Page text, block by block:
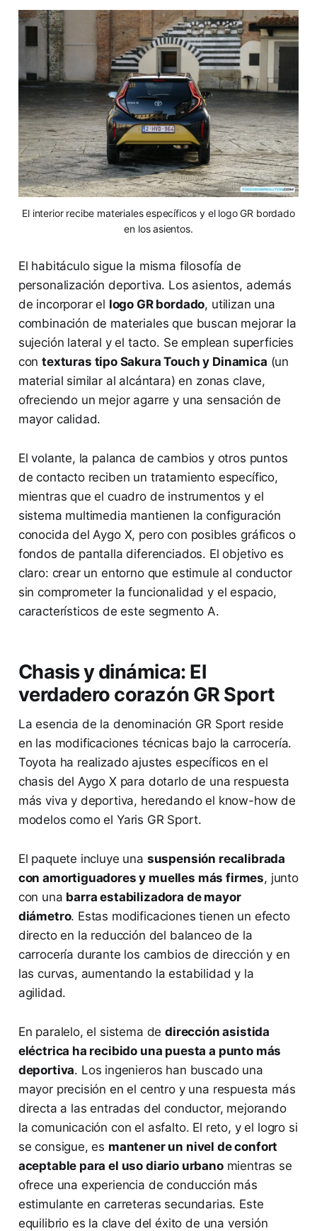
El interior recibe materiales específicos y el logo GR bordado
en los asientos.
El habitáculo sigue la misma filosofía de
personalización deportiva. Los asientos, además
de incorporar el logo GR bordado, utilizan una
combinación de materiales que buscan mejorar la
sujeción lateral y el tacto. Se emplean superficies
contexturas tipo Sakura Touch y Dinamica (un
material similar al alcántara) en zonas clave,
ofreciendo un mejor agarre y una sensación de
mayor calidad.
El volante, la palanca de cambios y otros puntos
de contacto reciben un tratamiento específico,
mientras que el cuadro de instrumentos y el
sistema multimedia mantienen la configuración
conocida del Aygo X, pero con posibles gráficos o
fondos de pantalla diferenciados. El objetivo es
claro: crear un entorno que estimule al conductor
sin comprometer la funcionalidad y el espacio,
característicos de este segmento A.
Chasis y dinámica: El
verdadero corazón GR Sport
La esencia de la denominación GR Sport reside
en las modificaciones técnicas bajo la carrocería.
Toyota ha realizado ajustes específicos en el
chasis del Aygo X para dotarlo de una respuesta
más viva y deportiva, heredando el know-how de
modelos como el Yaris GR Sport.
El paquete incluye una suspensión recalibrada
con amortiguadores y muelles más firmes, junto
con una barra estabilizadora de mayor
diámetro. Estas modificaciones tienen un efecto
directo en la reducción del balanceo de la
carrocería durante los cambios de dirección y en
las curvas, aumentando la estabilidad y la
agilidad.
En paralelo, el sistema dedirección asistida
eléctrica ha recibido una puesta a punto más
deportiva. Los ingenieros han buscado una
mayor precisión en el centro y una respuesta más
directa a las entradas del conductor, mejorando
la comunicación con el asfalto. El reto, y el logro si
se consigue, es mantener un nivel de confort
aceptable para el uso diario urbanomientras se
ofrece una experiencia de conducción más
estimulante en carreteras secundarias. Este
equilibrio es la clave del éxito de una versión